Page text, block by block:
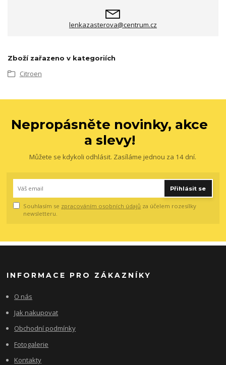
lenkazasterova@centrum.cz
Zboží zařazeno v kategoriích
Citroen
Nepropásněte novinky, akce
a slevy!
Můžete se kdykoli odhlásit. Zasíláme jednou za 14 dní.
Přihlásit se
Souhlasím se zpracováním osobních údajů za účelem rozesílky
newsletteru.
INFORMACE PRO ZÁKAZNÍKY
O nás
Jak nakupovat
Obchodní podmínky
Fotogalerie
Kontakty